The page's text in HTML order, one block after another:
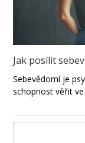
Jak posílit
Sebevědomí je
schopnost věřit